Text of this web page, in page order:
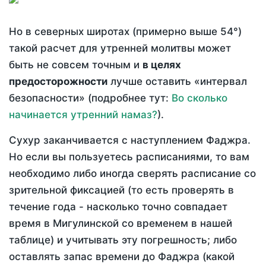
Но в северных широтах (примерно выше 54°)
такой расчет для утренней молитвы может
быть не совсем точным и в целях
предосторожности лучше оставить «интервал
безопасности» (подробнее тут: Во сколько
начинается утренний намаз?).
Сухур заканчивается с наступлением Фаджра.
Но если вы пользуетесь расписаниями, то вам
необходимо либо иногда сверять расписание со
зрительной фиксацией (то есть проверять в
течение года - насколько точно совпадает
время в Мигулинской со временем в нашей
таблице) и учитывать эту погрешность; либо
оставлять запас времени до Фаджра (какой